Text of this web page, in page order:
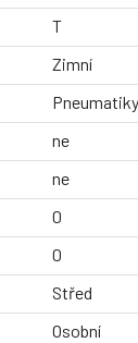
T
Zimní
Pneumatiky
ne
ne
0
0
Střed
Osobní